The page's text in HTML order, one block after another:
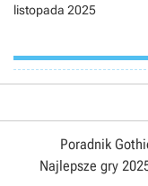
listopada 2025
Poradnik
Najlepsze gry